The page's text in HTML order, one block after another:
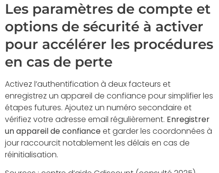
Les paramètres de compte et
options de sécurité à activer
pour accélérer les procédures
en cas de perte
Activez l’authentification à deux facteurs et
enregistrez un appareil de confiance pour simplifier les
étapes futures. Ajoutez un numéro secondaire et
vérifiez votre adresse email régulièrement. Enregistrer
un appareil de confianceet garder les coordonnées à
jour raccourcit notablement les délais en cas de
réinitialisation.